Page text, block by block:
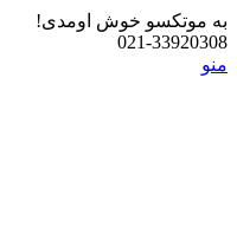
به موتکسو خوش اومدی!
021-33920308
منو